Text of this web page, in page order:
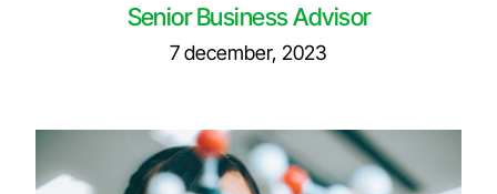
Senior Business Advisor
7 december, 2023